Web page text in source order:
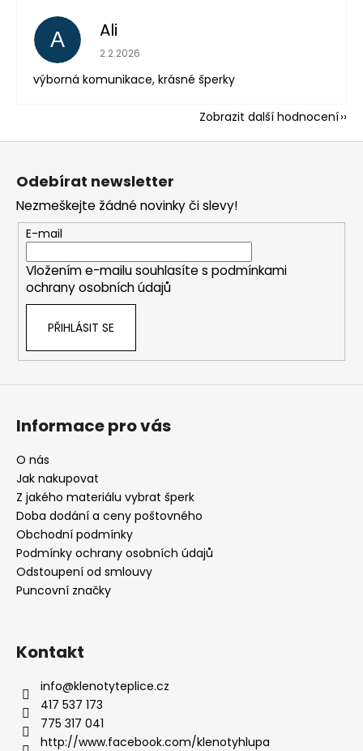
A Ali
Hodnocení obchodu je 5 z 5 hvězdiček.
2.2.2026
výborná komunikace, krásné šperky
Zobrazit další hodnocení
Z
Odebírat newsletter
Nezmeškejte žádné novinky či slevy!
E-mail
Vložením e-mailu souhlasíte s podmínkami
ochrany osobních údajů
PŘIHLÁSIT SE
Informace pro vás
O nás
Jak nakupovat
Z jakého materiálu vybrat šperk
Doba dodání a ceny poštovného
Obchodní podmínky
Podmínky ochrany osobních údajů
Odstoupení od smlouvy
Puncovní značky
Kontakt
info@klenotyteplice.cz
417 537 173
775 317 041
http://www.facebook.com/klenotyhlupa